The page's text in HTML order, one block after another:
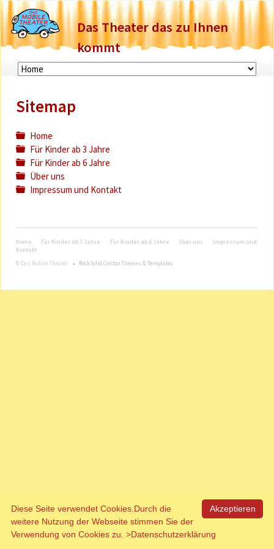
Das Theater das zu Ihnen
kommt
Navigation
Sitemap
Home
Für Kinder ab 3 Jahre
Für Kinder ab 6 Jahre
Über uns
Impressum und Kontakt
Navigation
überspringen
Home Für Kinder ab 3 Jahre Für Kinder ab 6 Jahre Über uns
Impressum und
Kontakt
© Das Mobile Theater
RockSolid Contao Themes & Templates
Akzeptieren
Diese Seite verwendet Cookies.Durch die
weitere Nutzung der Webseite stimmen Sie der
Verwendung von Cookies zu. >Datenschutzerklärung